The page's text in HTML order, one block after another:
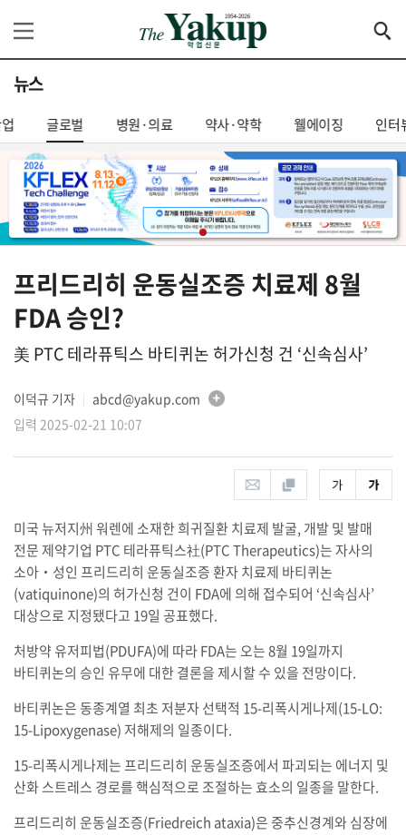
뉴스
글로벌 병원·의료 약사·약학 웰에이징 인터
프리드리히 운동실조증 치료제 8월
FDA 승인?
美 PTC 테라퓨틱스 바티퀴논 허가신청 건 ‘신속심사’
이덕규 기자
abcd@yakup.com
입력 2025-02-21 10:07
미국 뉴저지州 워렌에 소재한 희귀질환 치료제 발굴, 개발 및 발매
전문 제약기업 PTC 테라퓨틱스社(PTC Therapeutics)는 자사의
소아‧성인 프리드리히 운동실조증 환자 치료제 바티퀴논
(vatiquinone)의 허가신청 건이 FDA에 의해 접수되어 ‘신속심사’
대상으로 지정됐다고 19일 공표했다.
처방약 유저피법(PDUFA)에 따라 FDA는 오는 8월 19일까지
바티퀴논의 승인 유무에 대한 결론을 제시할 수 있을 전망이다.
바티퀴논은 동종계열 최초 저분자 선택적 15-리폭시게나제(15-LO:
15-Lipoxygenase) 저해제의 일종이다.
15-리폭시게나제는 프리드리히 운동실조증에서 파괴되는 에너지 및
산화 스트레스 경로를 핵심적으로 조절하는 효소의 일종을 말한다.
프리드리히 운동실조증(Friedreich ataxia)은 중추신경계와 심장에